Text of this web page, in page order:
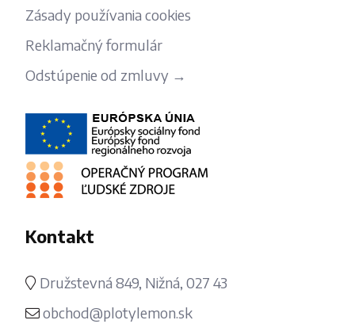
Zásady používania cookies
Reklamačný formulár
Odstúpenie od zmluvy →
Kontakt
Družstevná 849, Nižná, 027 43
obchod@plotylemon.sk